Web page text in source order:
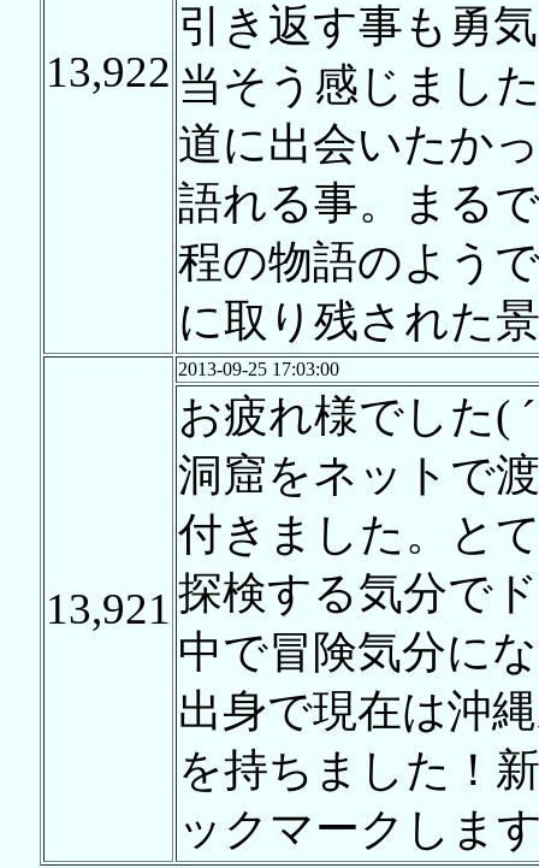
13,922
引き返す事も勇
当そう感じまし
道に出会いたか
語れる事。まる
程の物語のよう
に取り残された
13,921
2013-09-25 17:03:00
お疲れ様でした(
洞窟をネットで
付きました。と
探検する気分で
中で冒険気分に
出身で現在は沖
を持ちました！
ックマークしま